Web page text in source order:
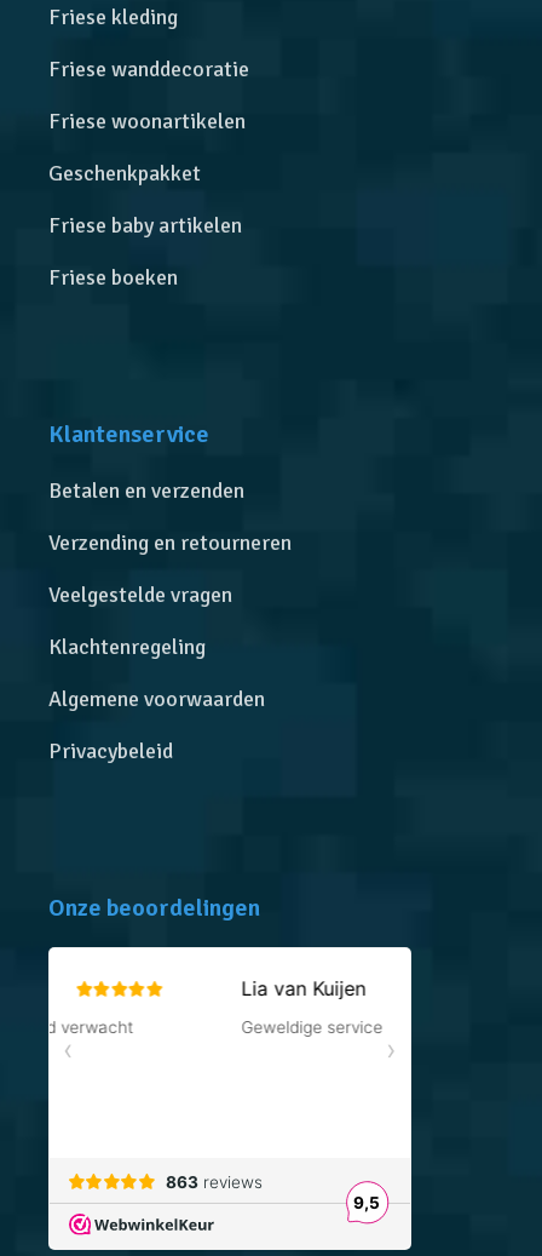
Friese kleding
Friese wanddecoratie
Friese woonartikelen
Geschenkpakket
Friese baby artikelen
Friese boeken
Klantenservice
Betalen en verzenden
Verzending en retourneren
Veelgestelde vragen
Klachtenregeling
Algemene voorwaarden
Privacybeleid
Onze beoordelingen